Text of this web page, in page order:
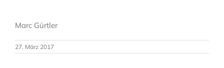
Marc Gürtler
27. März 2017